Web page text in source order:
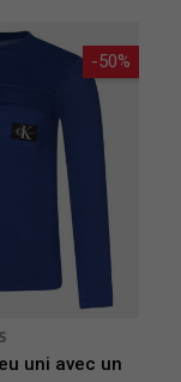
-50%
uni avec un